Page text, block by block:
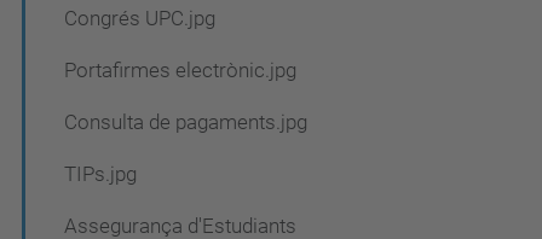
Congrés UPC.jpg
Portafirmes electrònic.jpg
Consulta de pagaments.jpg
TIPs.jpg
Assegurança d'Estudiants